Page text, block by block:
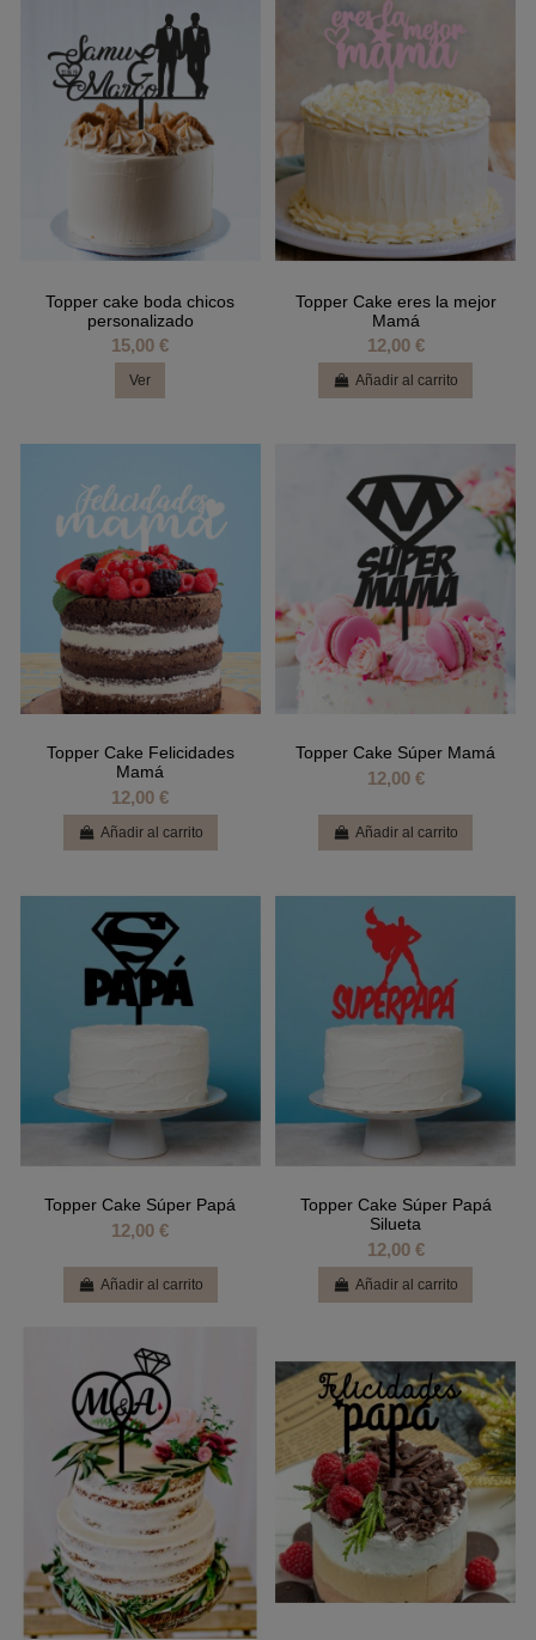
Topper cake boda chicos
personalizado
15,00 €
Ver
Topper Cake eres la mejor
Mamá
12,00 €
Añadir al carrito
Topper Cake Felicidades
Mamá
12,00 €
Añadir al carrito
Topper Cake Súper Mamá
12,00 €
Añadir al carrito
Topper Cake Súper Papá
12,00 €
Añadir al carrito
Topper Cake Súper Papá
Silueta
12,00 €
Añadir al carrito